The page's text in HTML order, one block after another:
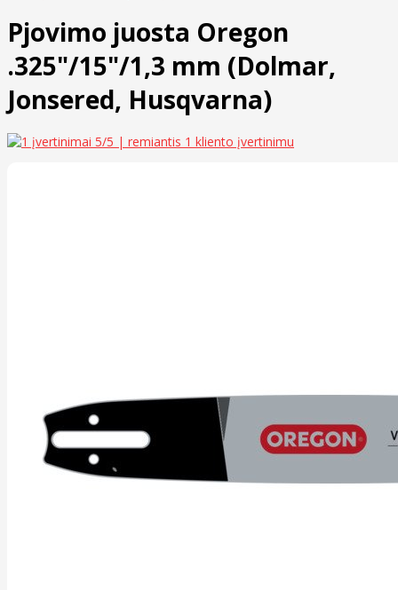
Pjovimo juosta Oregon
.325"/15"/1,3 mm (Dolmar,
Jonsered, Husqvarna)
5/5 | remiantis 1 kliento įvertinimu